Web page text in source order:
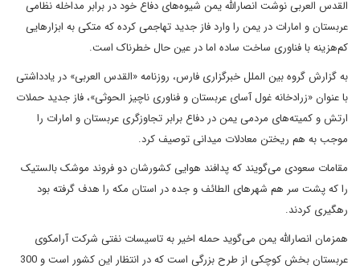
القدس العربی نوشت انصارالله یمن شیوه‌های دفاع خود در برابر مداخله نظامی
عربستان و امارات در یمن را وارد فاز جدید تهاجمی کرده که متکی به ابزارهایی
کم‌هزینه با فناوری ساخت ساده اما در عین حال خطرناک است.
به گزارش گروه بین الملل خبرگزاری فارس، روزنامه «القدس العربی» در یادداشتی
با عنوان «زرادخانه غول آسای عربستان و فناوری ناچیز الحوثی»، فاز جدید حملات
ارتش و کمیته‌های مردمی یمن در دفاع برابر تجاوزگری عربستان و امارات را
موجب به هم ریختن معادلات میدانی توصیف کرد.
مقامات سعودی می‌گویند که پدافند هوایی کشورشان دو فروند موشک بالستیک
را که پشت سر هم شهرهای الطائف و جده در استان مکه را هدف گرفته بود
رهگیری کردند.
همزمان انصارالله یمن می‌گوید حمله اخیر به تاسیسات نفتی شرکت آرامکوی
عربستان بخش کوچکی از طرح بزرگی است که در انتظار این کشور است و 300